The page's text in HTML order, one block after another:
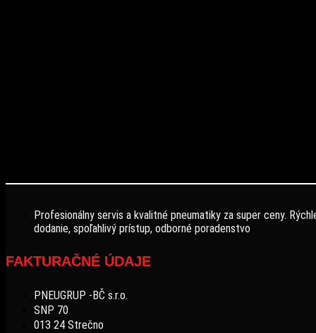
Profesionálny servis a kvalitné pneumatiky za super ceny.
dodanie, spoľahlivý prístup, odborné poradenstvo
FAKTURAČNÉ ÚDAJE
PNEUGRUP -BČ s.r.o.
SNP 70
013 24 Strečno